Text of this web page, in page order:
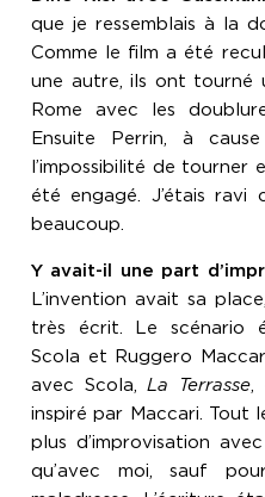
que je ressemblais à la
Comme le film a été
une autre, ils ont tourné
Rome avec les
Ensuite Perrin, à
l’impossibilité de tourner
été engagé. J’étais ravi
beaucoup.
Y avait-il une part
L’invention avait sa
très écrit. Le scénario
Scola et Ruggero
avec Scola,La Terrasse,
inspiré par Maccari. Tout
plus d’improvisation
qu’avec moi, sauf